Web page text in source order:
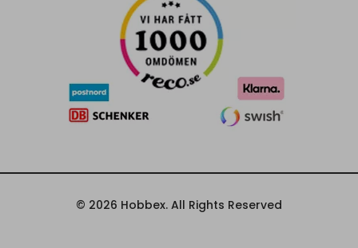
e
r
:
© 2026 Hobbex. All Rights Reserved